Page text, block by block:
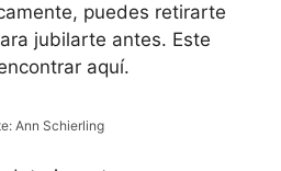
puedes retirarte
jubilarte antes. Este
aquí.
Ann Schierling